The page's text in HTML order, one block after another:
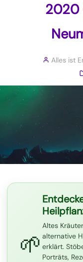
2020
Alles ist
🌱
Altes
alternative
erklärt.
Porträts,